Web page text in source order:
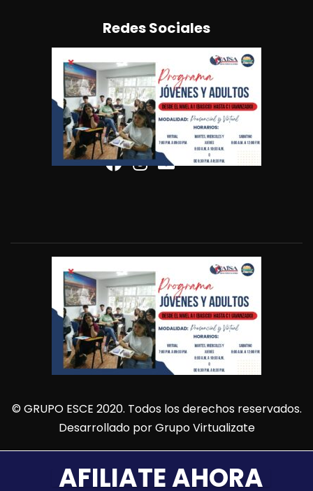
Redes Sociales
© GRUPO ESCE 2020. Todos los derechos reservados.
Desarrollado porGrupo Virtualizate
AFILIATE AHORA